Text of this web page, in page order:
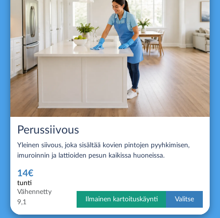
Perussiivous
Yleinen siivous, joka sisältää kovien pintojen pyyhkimisen,
imuroinnin ja lattioiden pesun kaikissa huoneissa.
14€
tunti
Vähennetty
9,1
Ilmainen kartoituskäynti Valitse